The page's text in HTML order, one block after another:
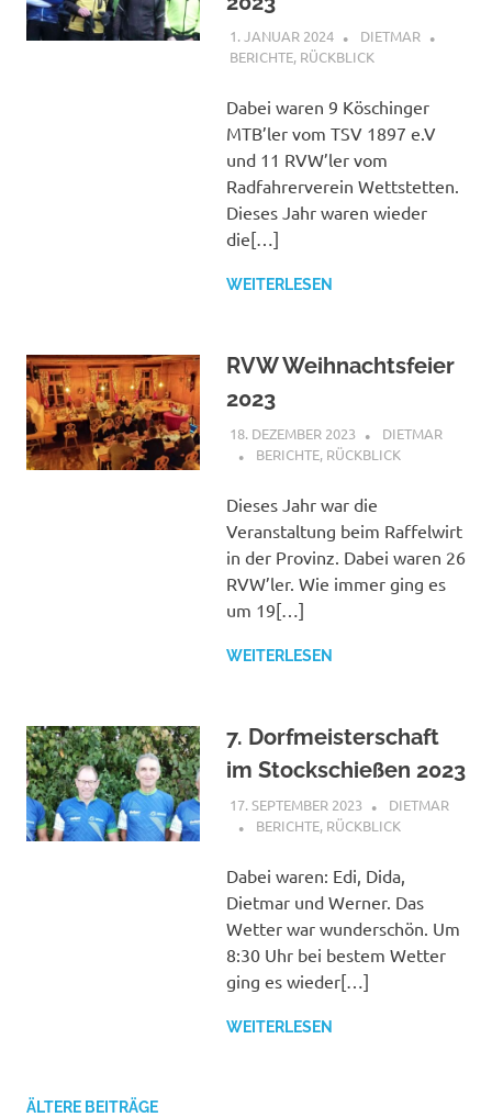
1. JANUAR 2024
DIETMAR
BERICHTE, RÜCKBLICK
Dabei waren 9 Köschinger
MTB’ler vom TSV 1897 e.V
und 11 RVW’ler vom
Radfahrerverein Wettstetten.
Dieses Jahr waren wieder
die[…]
WEITERLESEN
RVW Weihnachtsfeier
2023
18. DEZEMBER 2023
DIETMAR
BERICHTE, RÜCKBLICK
Dieses Jahr war die
Veranstaltung beim Raffelwirt
in der Provinz. Dabei waren 26
RVW’ler. Wie immer ging es
um 19[…]
WEITERLESEN
7. Dorfmeisterschaft
im Stockschießen 2023
17. SEPTEMBER 2023
DIETMAR
BERICHTE, RÜCKBLICK
Dabei waren: Edi, Dida,
Dietmar und Werner. Das
Wetter war wunderschön. Um
8:30 Uhr bei bestem Wetter
ging es wieder[…]
WEITERLESEN
ÄLTERE BEITRÄGE